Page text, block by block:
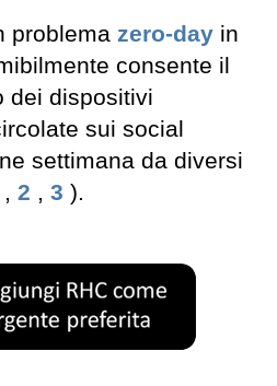
problema zero-day in
consente il
dei dispositivi
sui social
settimana da diversi
2 , 3 ).